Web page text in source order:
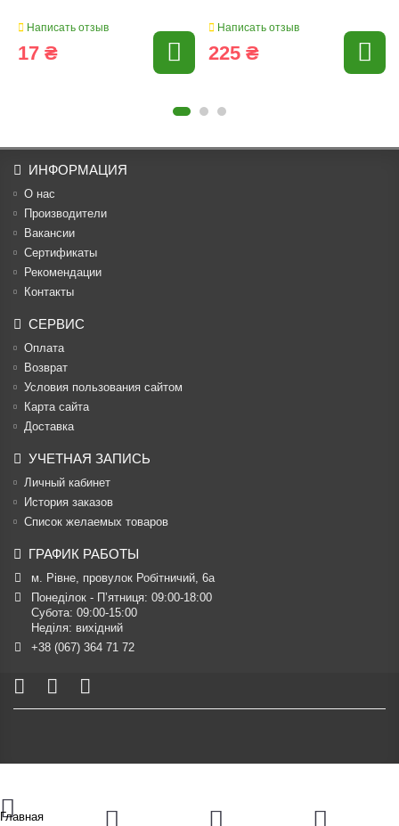
Написать отзыв
17 ₴
Написать отзыв
225 ₴
ИНФОРМАЦИЯ
О нас
Производители
Вакансии
Cертификаты
Рекомендации
Контакты
СЕРВИС
Оплата
Возврат
Условия пользования сайтом
Карта сайта
Доставка
УЧЕТНАЯ ЗАПИСЬ
Личный кабинет
История заказов
Список желаемых товаров
ГРАФИК РАБОТЫ
м. Рівне, провулок Робітничий, 6а
Понеділок - П’ятниця: 09:00-18:00
Субота: 09:00-15:00
Неділя: вихідний
+38 (067) 364 71 72
Главная